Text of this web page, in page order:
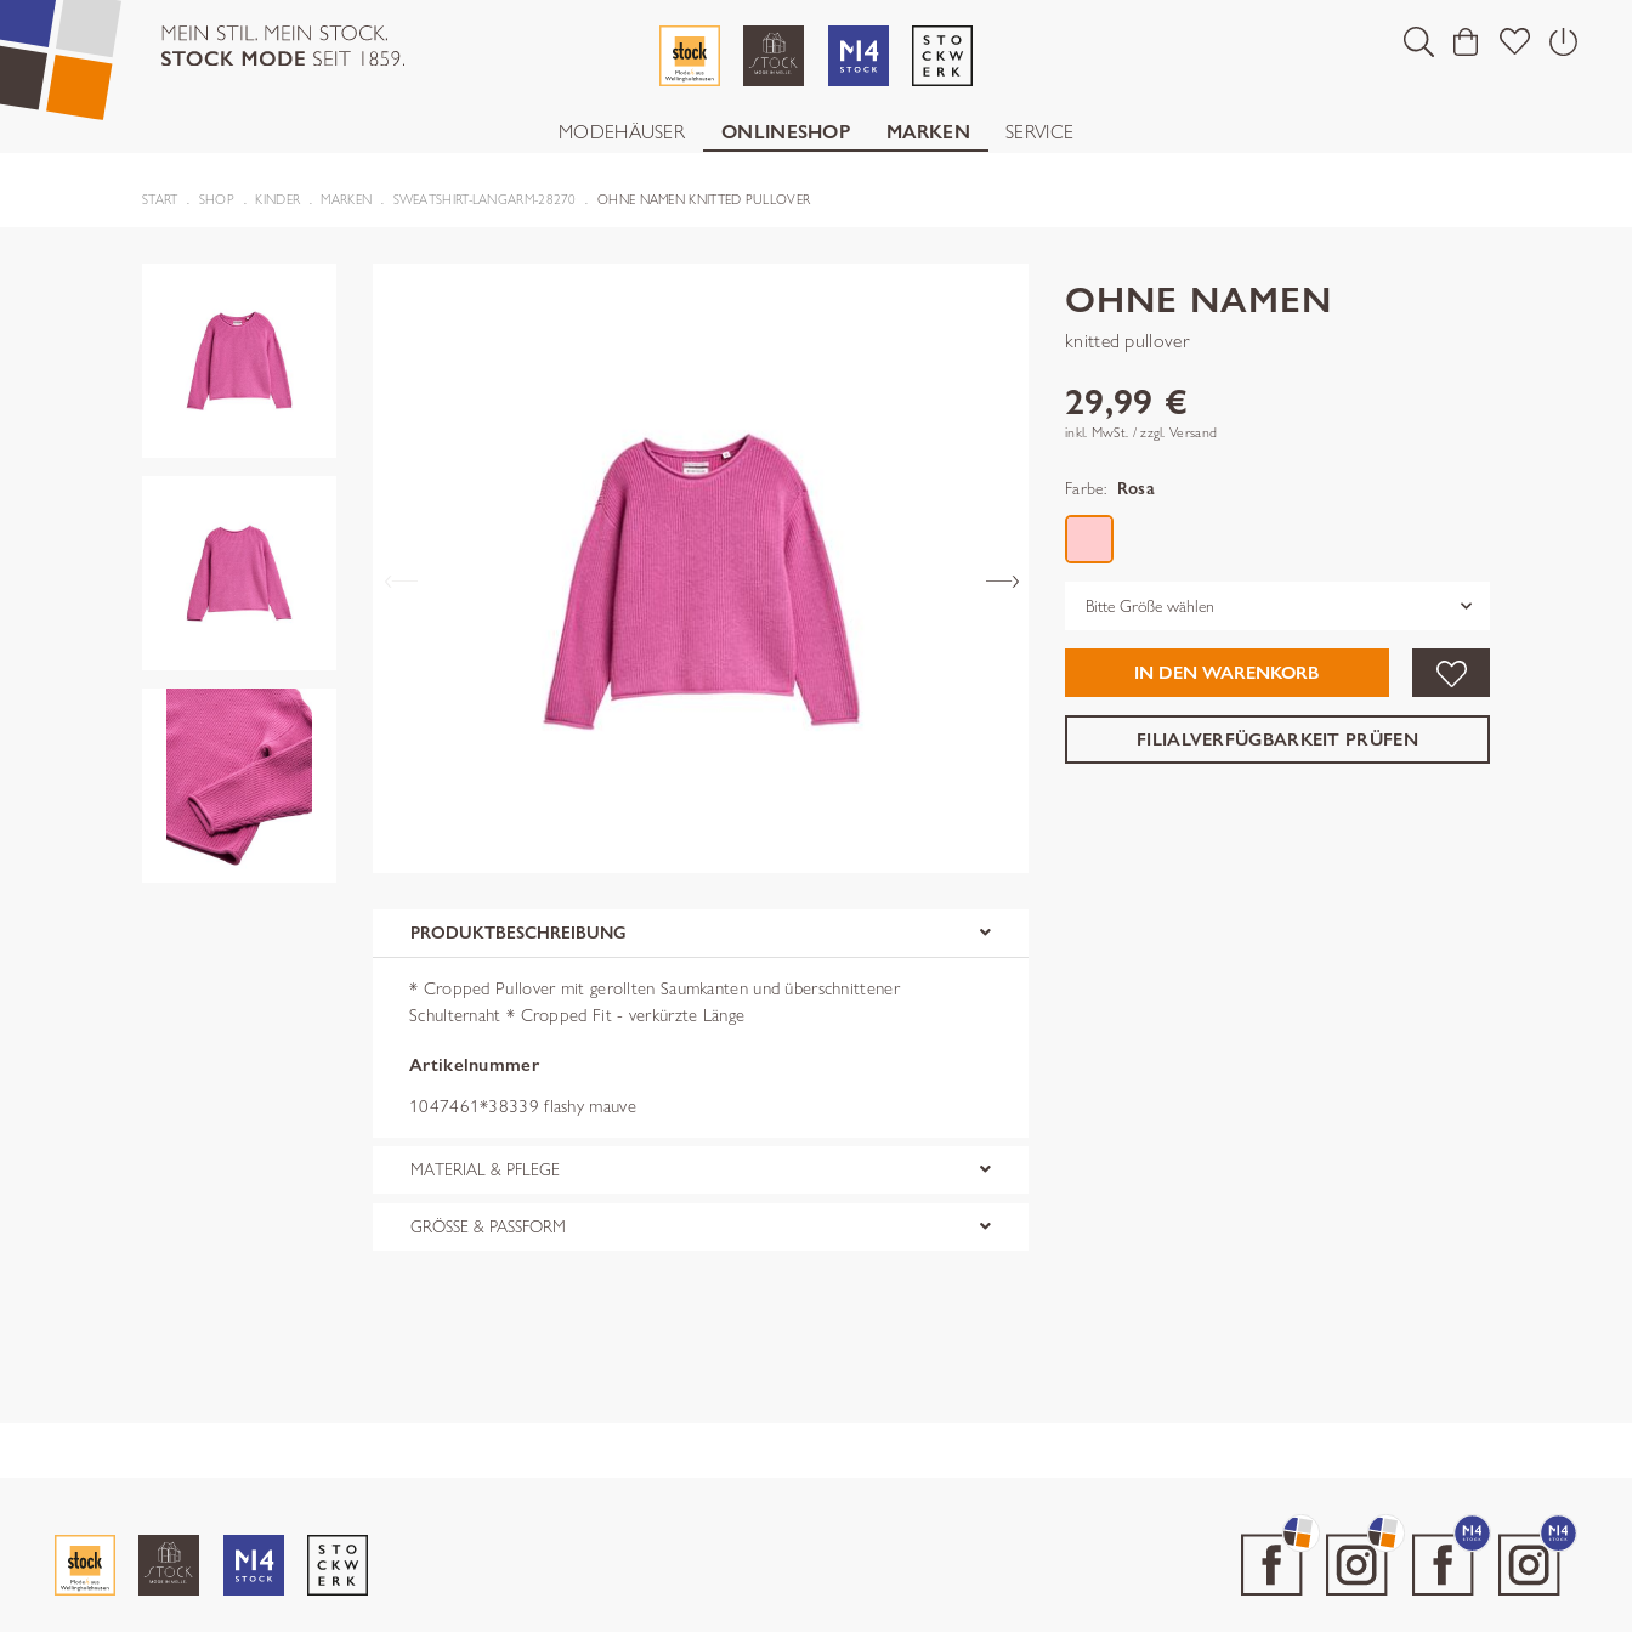
MODEHÄUSER ONLINESHOP MARKEN SERVICE
START SHOP KINDER MARKEN SWEATSHIRT-LANGARM-28270 OHNE NAMEN KNITTED PULLOVER
PRODUKTBESCHREIBUNG
* Cropped Pullover mit gerollten Saumkanten und überschnittener
Schulternaht * Cropped Fit - verkürzte Länge
Artikelnummer
1047461*38339 flashy mauve
MATERIAL & PFLEGE
GRÖSSE & PASSFORM
OHNE NAMEN
knitted pullover
29,99 €
inkl. MwSt. / zzgl. Versand
Farbe: Rosa
Grösse
IN DEN WARENKORB
FILIALVERFÜGBARKEIT PRÜFEN